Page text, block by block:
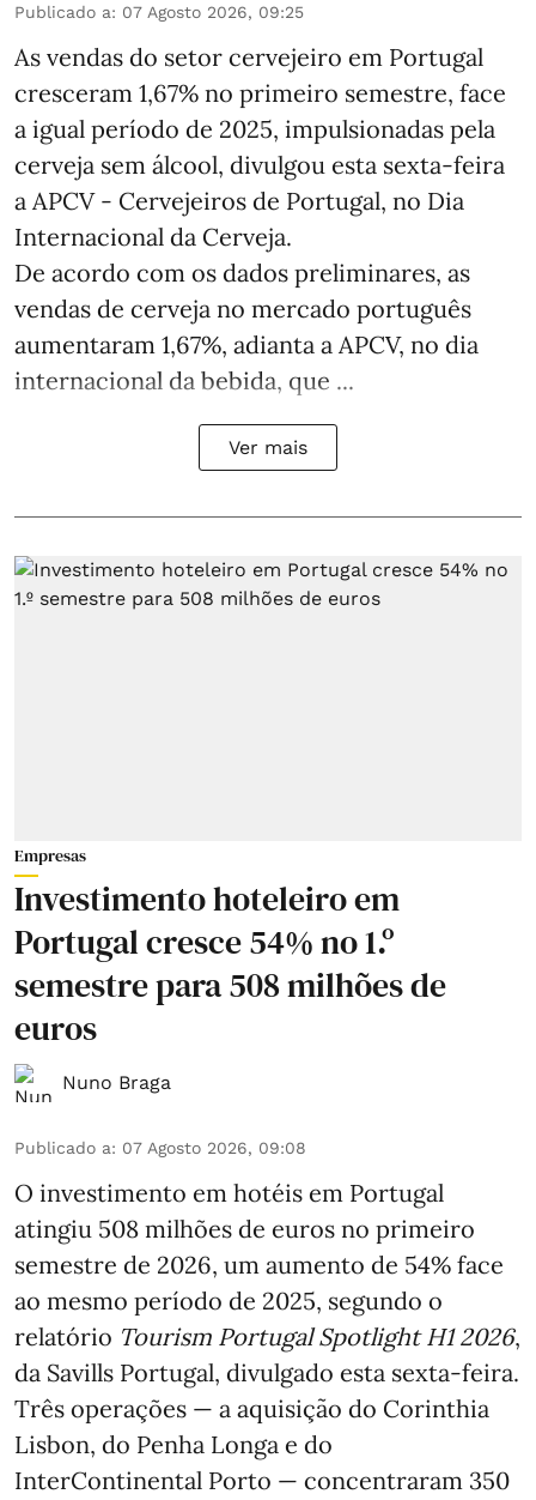
Publicado a: 07 Agosto 2026, 09:25
As vendas do setor cervejeiro em Portugal
cresceram 1,67% no primeiro semestre, face
a igual período de 2025, impulsionadas pela
cerveja sem álcool, divulgou esta sexta-feira
a APCV - Cervejeiros de Portugal, no Dia
Internacional da Cerveja.
De acordo com os dados preliminares, as
vendas de cerveja no mercado português
aumentaram 1,67%, adianta a APCV, no dia
internacional da bebida, que ...
Ver mais
Empresas
Investimento hoteleiro em
Portugal cresce 54% no 1.º
semestre para 508 milhões de
euros
Nuno Braga
Publicado a: 07 Agosto 2026, 09:08
O investimento em hotéis em Portugal
atingiu 508 milhões de euros no primeiro
semestre de 2026, um aumento de 54% face
ao mesmo período de 2025, segundo o
relatório Tourism Portugal Spotlight H1 2026,
da Savills Portugal, divulgado esta sexta-feira.
Três operações — a aquisição do Corinthia
Lisbon, do Penha Longa e do
InterContinental Porto — concentraram 350